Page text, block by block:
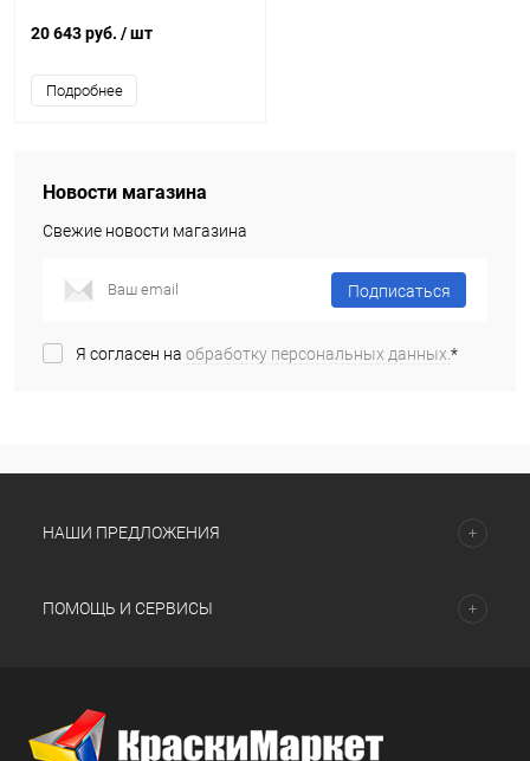
20 643 руб. / шт
Подробнее
Новости магазина
Свежие новости магазина
Подписаться
Я согласен на обработку персональных данных.*
НАШИ ПРЕДЛОЖЕНИЯ
ПОМОЩЬ И СЕРВИСЫ